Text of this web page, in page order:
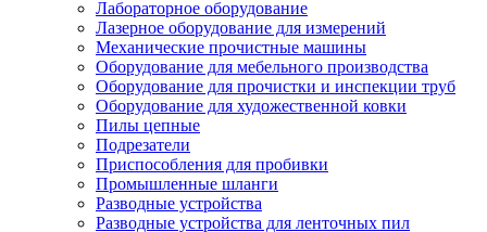
Лабораторное оборудование
Лазерное оборудование для измерений
Механические прочистные машины
Оборудование для мебельного производства
Оборудование для прочистки и инспекции труб
Оборудование для художественной ковки
Пилы цепные
Подрезатели
Приспособления для пробивки
Промышленные шланги
Разводные устройства
Разводные устройства для ленточных пил